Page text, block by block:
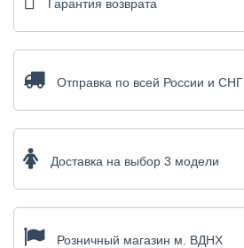
Гарантия возврата
Отправка по всей России и СНГ
Доставка на выбор 3 модели
Розничный магазин м. ВДНХ